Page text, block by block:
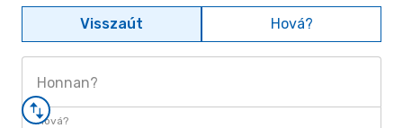
Visszaút Hová?
Honnan?
Hová?